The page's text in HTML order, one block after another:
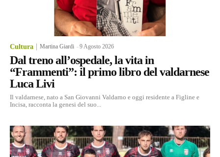
Cultura Martina Giardi -9 Agosto 2026
Dal treno all’ospedale, la vita in
“Frammenti”: il primo libro del valdarnese
Luca Livi
Il valdarnese, nato a San Giovanni Valdarno e oggi residente a Figline e
Incisa, racconta la genesi del suo...